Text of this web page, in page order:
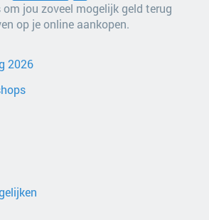
om jou zoveel mogelijk geld terug
op je online aankopen.
2026